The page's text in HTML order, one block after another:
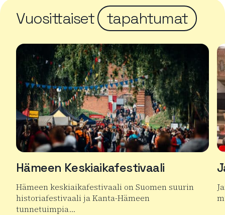
Vuosittaiset tapahtumat
Hämeen Keskiaikafestivaali
Hämeen keskiaikafestivaali on Suomen suurin
historiafestivaali ja Kanta-Hämeen
tunnetuimpia…